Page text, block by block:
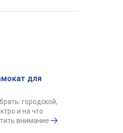
для
городской,
и на что
внимание